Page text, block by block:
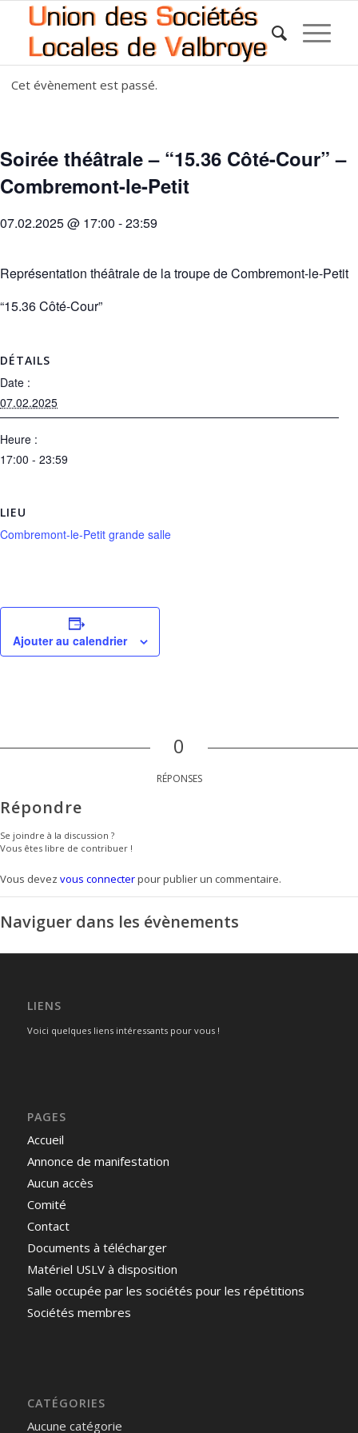
Cet évènement est passé.
Soirée théâtrale – “15.36 Côté-Cour” –
Combremont-le-Petit
07.02.2025 @ 17:00 -23:59
Représentation théâtrale de la troupe de Combremont-le-Petit
“15.36 Côté-Cour”
DÉTAILS
Date :
07.02.2025
Heure :
17:00 - 23:59
LIEU
Combremont-le-Petit grande salle
Ajouter au calendrier
0
RÉPONSES
Répondre
Se joindre à la discussion ?
Vous êtes libre de contribuer !
Vous devez vous connecterpour publier un commentaire.
Naviguer dans les évènements
LIENS
Voici quelques liens intéressants pour vous !
PAGES
Accueil
Annonce de manifestation
Aucun accès
Comité
Contact
Documents à télécharger
Matériel USLV à disposition
Salle occupée par les sociétés pour les répétitions
Sociétés membres
CATÉGORIES
Aucune catégorie